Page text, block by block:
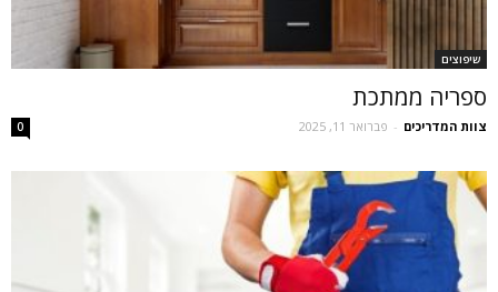
שיפוצים
ספריה ממתכת
צוות המדריכים - פברואר 11, 2025 0